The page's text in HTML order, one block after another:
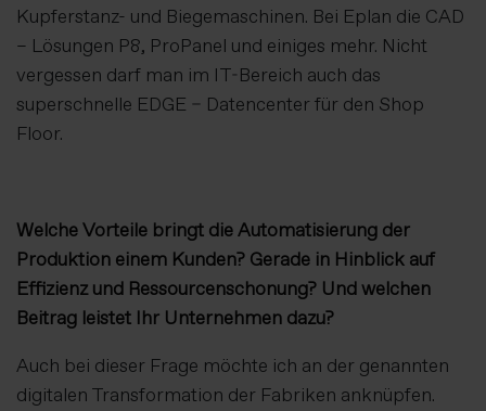
Kupferstanz- und Biegemaschinen. Bei Eplan die CAD
– Lösungen P8, ProPanel und einiges mehr. Nicht
vergessen darf man im IT-Bereich auch das
superschnelle EDGE – Datencenter für den Shop
Floor.
Welche Vorteile bringt die Automatisierung der
Produktion einem Kunden? Gerade in Hinblick auf
Effizienz und Ressourcenschonung? Und welchen
Beitrag leistet Ihr Unternehmen dazu?
Auch bei dieser Frage möchte ich an der genannten
digitalen Transformation der Fabriken anknüpfen.